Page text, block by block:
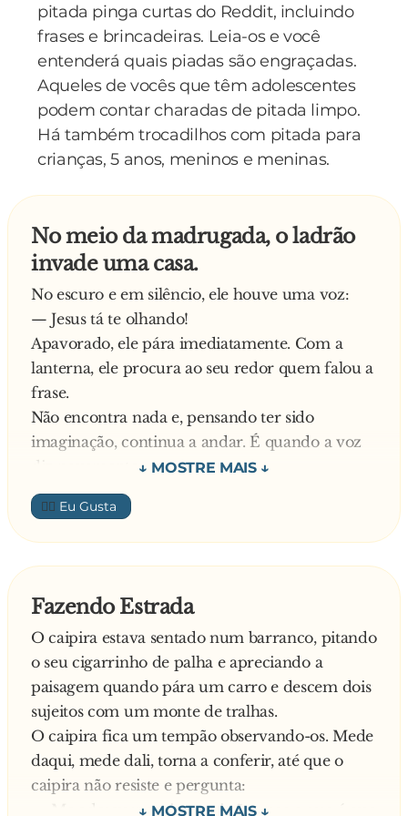
cumpade totonho diz para o seu cachorro:
— Naum vái me decepicionár naum hein meu
bichinhu...
Então soltaram o pit bull que saiu em direção ao
cachorro de compadre Totonho, que
continuava imóvel. Quando se aproximou para
patada e caiu duro. O carioca se aproximou do
cão e falou:
— Levanta meu bichinho!
Compadre Totonho respondeu:
— Uai, é ruim! Tá moito sô.
Perplexo o carioca quis comprar o cão, mas o
compadre Totonho disse que não estava a
venda. O carioca perguntou qual era o seu
pedigree e compadre Totonho curioso
perguntou:
— Uai, que isso?
O carioca falou:
— Como o senhor conseguiu esse cachorro?
E Totonho respondeu:
— Ah, a muito tempo atrás teve um circo aqui,
quando foi embora o dono me deu este
cãozinho que eu levei pra casa e aparei a
cabeleira dele!
pitada pinga curtas do Reddit, incluindo
frases e brincadeiras. Leia-os e você
entenderá quais piadas são engraçadas.
Aqueles de vocês que têm adolescentes
podem contar charadas de pitada limpo.
Há também trocadilhos com pitada para
crianças, 5 anos, meninos e meninas.
No meio da madrugada, o ladrão
invade uma casa.
No escuro e em silêncio, ele houve uma voz:
— Jesus tá te olhando!
Apavorado, ele pára imediatamente. Com a
lanterna, ele procura ao seu redor quem falou a
frase.
Não encontra nada e, pensando ter sido
imaginação, continua a andar. É quando a voz
diz novamente:
— Jesus tá te olhando!
Agora, certo de ter ouvido, ele aponta a lanterna
na direção de onde veio a voz e vê um
papagaio. Aliviado, ele diz:
nome é Jesus?
— Não, meu nome é Judas!
— Que imbecil colocaria o nome de Judas em
um papagaio?
— O mesmo que colocou o nome de Jesus no
pit bull que tá te olhando!
👍🏼
Fazendo Estrada
O caipira estava sentado num barranco, pitando
o seu cigarrinho de palha e apreciando a
paisagem quando pára um carro e descem dois
sujeitos com um monte de tralhas.
O caipira fica um tempão observando-os. Mede
daqui, mede dali, torna a conferir, até que o
caipira não resiste e pergunta:
— Me adescurpe a intromissão, mas o que é que